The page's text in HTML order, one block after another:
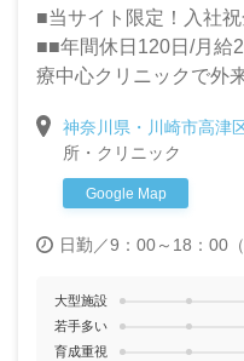
■当サイト限定！入社
■■年間休日120日/月給
療中心クリニックで外
神奈川県・川崎市高津
所・クリニック
Google Map
日勤／9：00～18：00（
大型施設
若手多い
育成重視